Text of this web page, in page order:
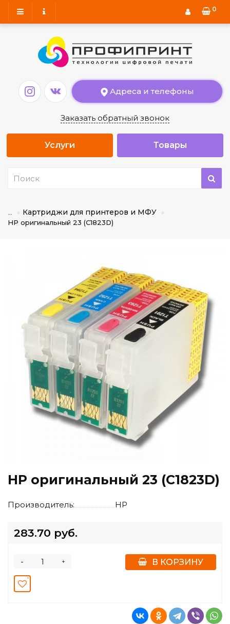
0
Адреса и телефоны
Заказать обратный звонок
Товары
Услуги
Картриджи для принтеров и МФУ
HP оригинальный 23 (C1823D)
HP оригинальный 23 (C1823D)
Производитель: HP
283.70 руб.
+
- В КОРЗИНУ